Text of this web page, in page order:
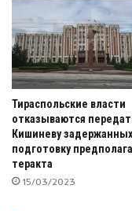
Тираспольские власти
отказываются
Кишиневу
подготовку
теракта
15/03/2023